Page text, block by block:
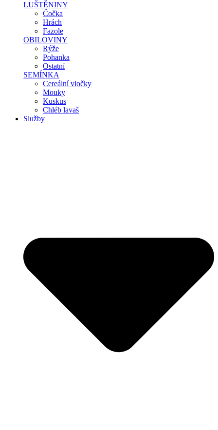
LUŠTĚNINY
Čočka
Hrách
Fazole
OBILOVINY
Rýže
Pohanka
Ostatní
SEMÍNKA
Cereální vločky
Mouky
Kuskus
Chléb lavaš
Služby